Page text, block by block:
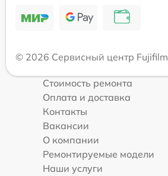
© 2026 Сервисный центр Fujifilm
Стоимость ремонта
Оплата и доставка
Контакты
Вакансии
О компании
Ремонтируемые модели
Наши услуги